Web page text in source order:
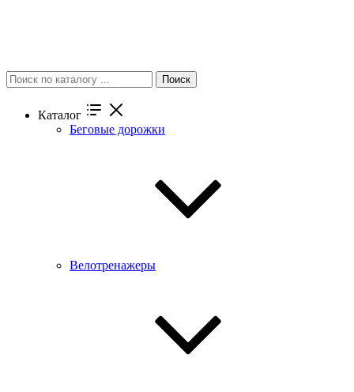
Поиск
Каталог
Беговые дорожки
Велотренажеры